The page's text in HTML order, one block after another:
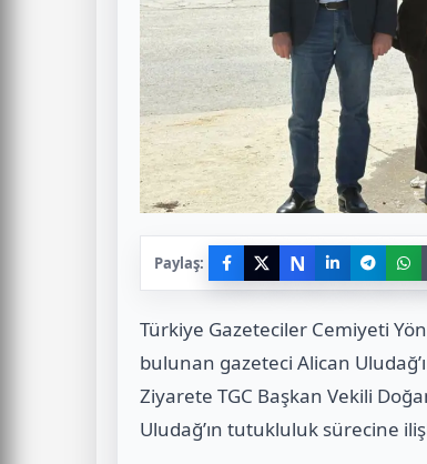
Paylaş: N
Türkiye Gazeteciler Cemiyeti
bulunan gazeteci Alican Uludağ
Ziyarete TGC Başkan Vekili
Uludağ’ın tutukluluk sürecine